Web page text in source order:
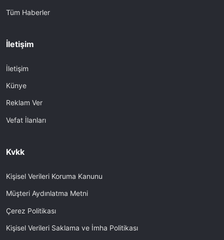
Tüm Haberler
İletişim
İletişim
Künye
Reklam Ver
Vefat İlanları
Kvkk
Kişisel Verileri Koruma Kanunu
Müşteri Aydınlatma Metni
Çerez Politikası
Kişisel Verileri Saklama ve İmha Politikası